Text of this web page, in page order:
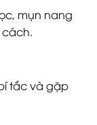
mụn nang
cách.
tắc và gặp